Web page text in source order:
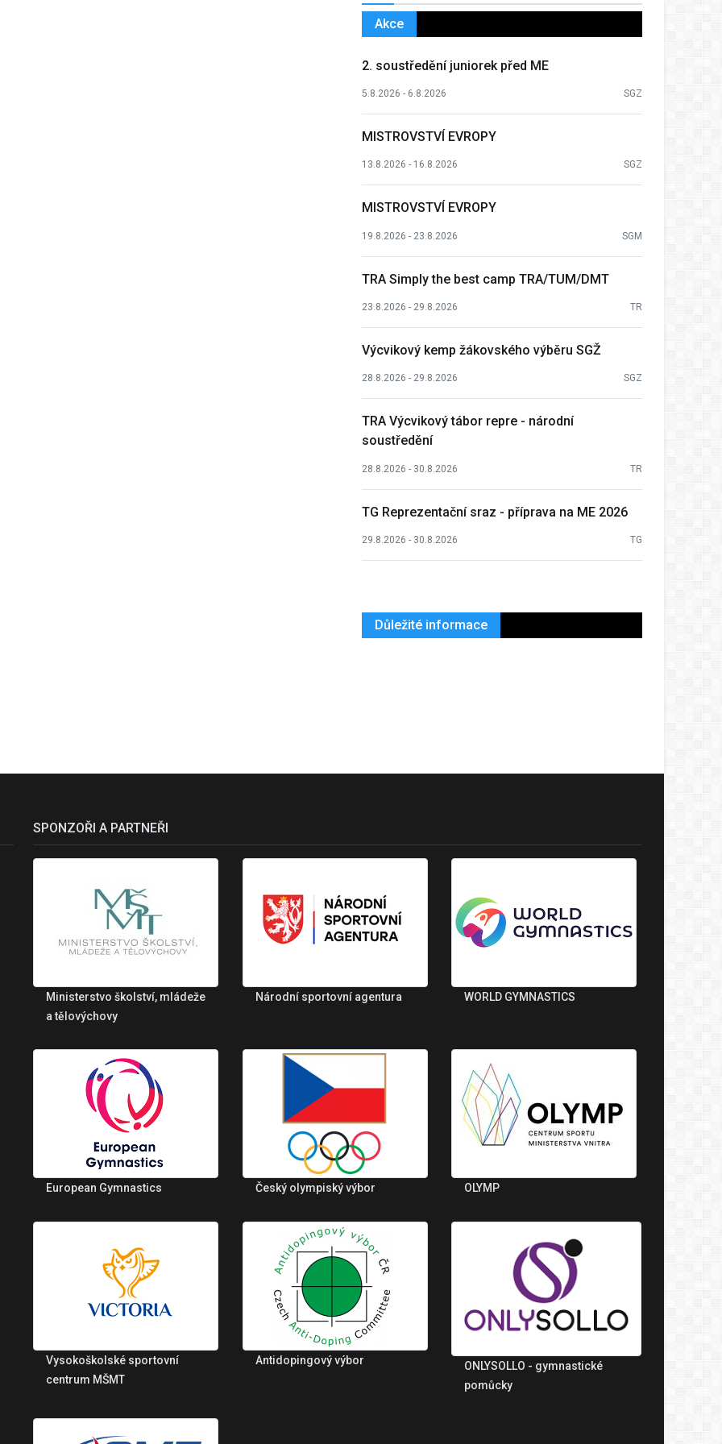
Akce
2. soustředění juniorek před ME
5.8.2026 - 6.8.2026 SGZ
MISTROVSTVÍ EVROPY
13.8.2026 - 16.8.2026 SGZ
MISTROVSTVÍ EVROPY
19.8.2026 - 23.8.2026 SGM
TRA Simply the best camp TRA/TUM/DMT
23.8.2026 - 29.8.2026 TR
Výcvikový kemp žákovského výběru SGŽ
28.8.2026 - 29.8.2026 SGZ
TRA Výcvikový tábor repre - národní
soustředění
28.8.2026 - 30.8.2026 TR
TG Reprezentační sraz - příprava na ME 2026
29.8.2026 - 30.8.2026 TG
Důležité informace
SPONZOŘI A PARTNEŘI
Ministerstvo školství, mládeže
a tělovýchovy
Národní sportovní agentura WORLD GYMNASTICS
European Gymnastics Český olympiský výbor OLYMP
Vysokoškolské sportovní
centrum MŠMT
Antidopingový výbor
ONLYSOLLO - gymnastické
pomůcky